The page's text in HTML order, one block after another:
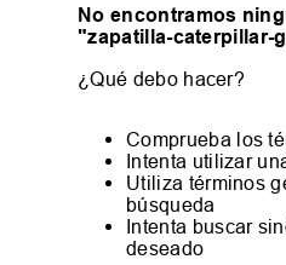
No encontramos
"zapatilla-caterpillar-
¿Qué debo hacer?
Comprueba los
Intenta utilizar
Utiliza términos
búsqueda
Intenta buscar
deseado
zapatillas adidas